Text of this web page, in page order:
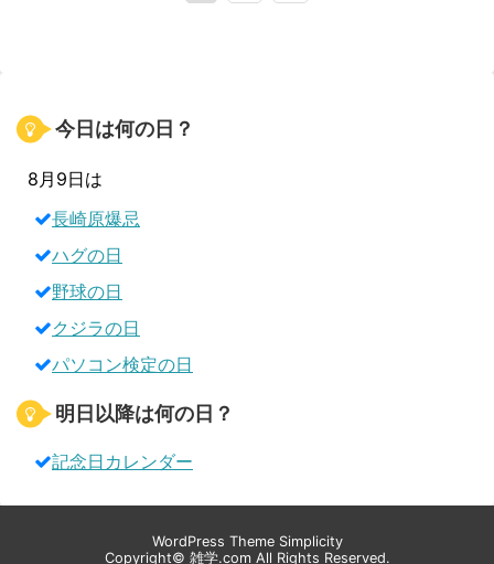
今日は何の日？
8月9日は
長崎原爆忌
ハグの日
野球の日
クジラの日
パソコン検定の日
明日以降は何の日？
記念日カレンダー
WordPress Theme Simplicity
Copyright© 雑学.comAll Rights Reserved.